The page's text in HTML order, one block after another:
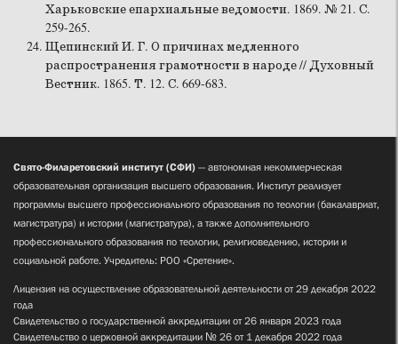
Харьковские епархиальные ведомости. 1869. № 21. С.
259-265.
Щепинский И. Г. О причинах медленного
распространения грамотности в народе // Духовный
Вестник. 1865. Т. 12. С. 669-683.
Свято-Филаретовский институт (СФИ) — автономная некоммерческая
образовательная организация высшего образования. Институт реализует
программы высшего профессионального образования по теологии (бакалавриат,
магистратура) и истории (магистратура), а также дополнительного
профессионального образования по теологии, религиоведению, истории и
социальной работе. Учредитель: РОО «Сретение».
Лицензия на осуществление образовательной деятельности от 29 декабря 2022
года
Свидетельство о государственной аккредитации от 26 января 2023 года
Свидетельство о церковной аккредитации № 26 от 1 декабря 2022 года